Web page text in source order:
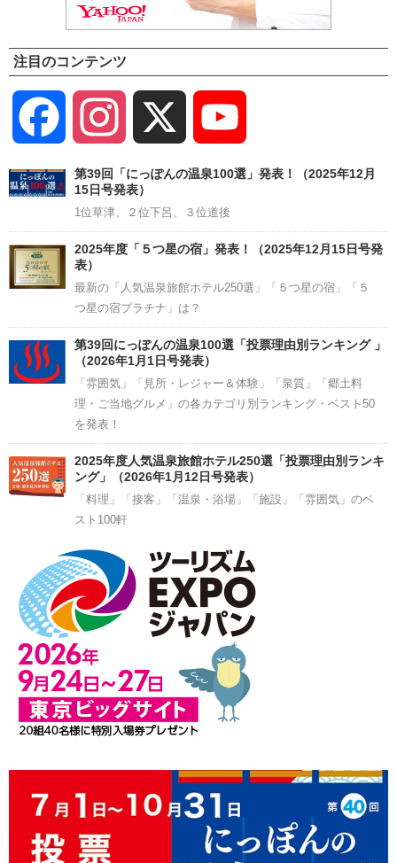
注目のコンテンツ
Facebook Instagram
Channel
第39回「にっぽんの温泉100選」発表！（2025年12月
15日号発表）
1位草津、２位下呂、３位道後
2025年度「５つ星の宿」発表！（2025年12月15日号発
表）
最新の「人気温泉旅館ホテル250選」「５つ星の宿」「５
つ星の宿プラチナ」は？
第39回にっぽんの温泉100選「投票理由別ランキング 」
（2026年1月1日号発表）
「雰囲気」「見所・レジャー＆体験」「泉質」「郷土料
理・ご当地グルメ」の各カテゴリ別ランキング・ベスト50
を発表！
2025年度人気温泉旅館ホテル250選「投票理由別ランキ
ング」（2026年1月12日号発表）
「料理」「接客」「温泉・浴場」「施設」「雰囲気」のベ
スト100軒